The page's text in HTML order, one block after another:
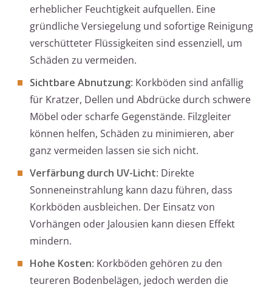
erheblicher Feuchtigkeit aufquellen. Eine
gründliche Versiegelung und sofortige Reinigung
verschütteter Flüssigkeiten sind essenziell, um
Schäden zu vermeiden.
Sichtbare Abnutzung: Korkböden sind anfällig
für Kratzer, Dellen und Abdrücke durch schwere
Möbel oder scharfe Gegenstände. Filzgleiter
können helfen, Schäden zu minimieren, aber
ganz vermeiden lassen sie sich nicht.
Verfärbung durch UV-Licht: Direkte
Sonneneinstrahlung kann dazu führen, dass
Korkböden ausbleichen. Der Einsatz von
Vorhängen oder Jalousien kann diesen Effekt
mindern.
Hohe Kosten: Korkböden gehören zu den
teureren Bodenbelägen, jedoch werden die